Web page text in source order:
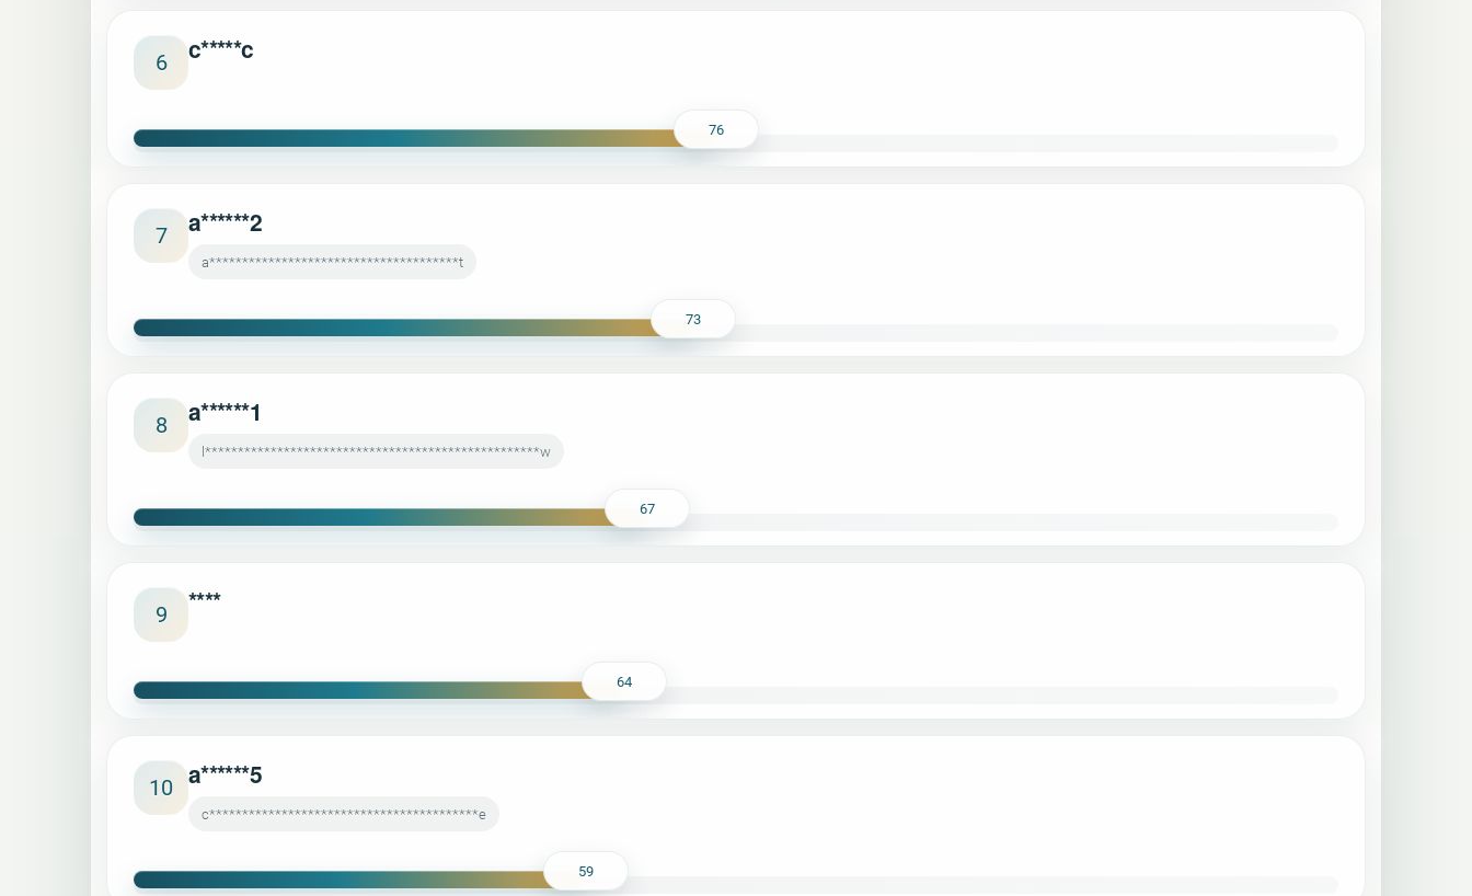
6 c*****c
76
7 a******2
a**************************************t
73
8 a******1
l***************************************************w
67
9 ****
64
10 a******5
c*****************************************e
59